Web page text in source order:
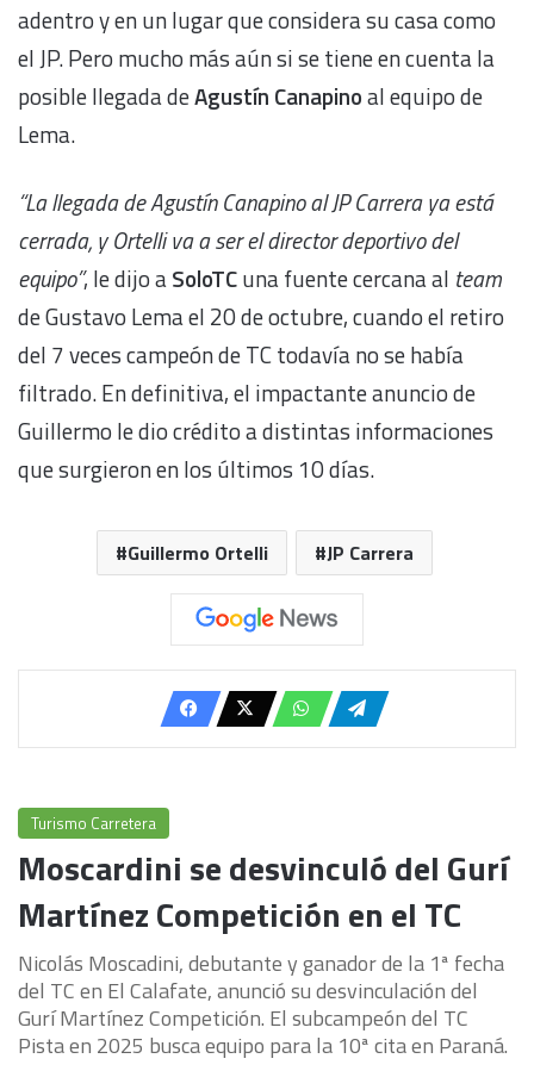
adentro y en un lugar que considera su casa como
el JP. Pero mucho más aún si se tiene en cuenta la
posible llegada deAgustín Canapinoal equipo de
Lema.
“La llegada de Agustín Canapino al JP Carrera ya está
cerrada, y Ortelli va a ser el director deportivo del
equipo”, le dijo aSoloTCuna fuente cercana al team
de Gustavo Lema el 20 de octubre, cuando el retiro
del 7 veces campeón de TC todavía no se había
filtrado. En definitiva, el impactante anuncio de
Guillermo le dio crédito a distintas informaciones
que surgieron en los últimos 10 días.
Guillermo Ortelli JP Carrera